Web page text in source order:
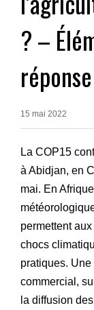
? –
15 mai 2022
La COP15
à Abidjan, en
mai. En
permettent
chocs
pratiques.
commercial,
la diffusion